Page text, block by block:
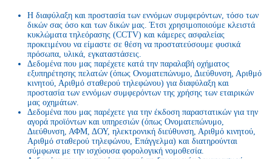
Η διαφύλαξη και προστασία των εννόμων συμφερόντων, τόσο των
δικών σας όσο και των δικών μας. Έτσι χρησιμοποιούμε κλειστά
κυκλώματα τηλεόρασης (CCTV) και κάμερες ασφαλείας
προκειμένου να είμαστε σε θέση να προστατεύσουμε φυσικά
πρόσωπα, υλικά, εγκαταστάσεις.
Δεδομένα που μας παρέχετε κατά την παραλαβή οχήματος
εξυπηρέτησης πελατών (όπως Ονοματεπώνυμο, Διεύθυνση, Αριθμό
κινητού, Αριθμό σταθερού τηλεφώνου) για διαφύλαξη και
προστασία των εννόμων συμφερόντων της χρήσης των εταιρικών
μας οχημάτων.
Δεδομένα που μας παρέχετε για την έκδοση παραστατικών για την
αγορά προϊόντων και υπηρεσιών (όπως Ονοματεπώνυμο,
Διεύθυνση, ΑΦΜ, ΔΟΥ, ηλεκτρονική διεύθυνση, Αριθμό κινητού,
Αριθμό σταθερού τηλεφώνου, Επάγγελμα) και διατηρούνται
σύμφωνα με την ισχύουσα φορολογική νομοθεσία.